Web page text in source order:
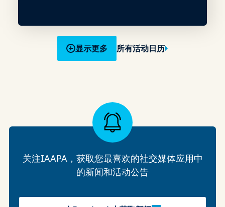
显示更多 所有活动日历
关注IAAPA，获取您最喜欢的社交媒体应用中
的新闻和活动公告